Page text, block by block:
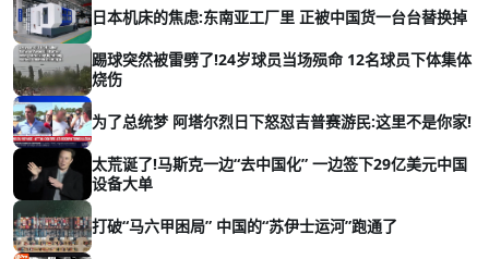
日本机床的焦虑:东南亚工厂里 正被中国货一台台替换掉
踢球突然被雷劈了!24岁球员当场殒命 12名球员下体集体
烧伤
为了总统梦 阿塔尔烈日下怒怼吉普赛游民:这里不是你家!
太荒诞了!马斯克一边“去中国化” 一边签下29亿美元中国
设备大单
打破“马六甲困局” 中国的“苏伊士运河”跑通了